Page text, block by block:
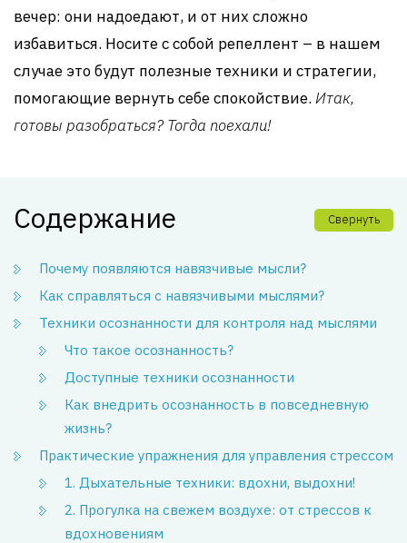
вечер: они надоедают, и от них сложно
избавиться. Носите с собой репеллент – в нашем
случае это будут полезные техники и стратегии,
помогающие вернуть себе спокойствие. Итак,
готовы разобраться? Тогда поехали!
Содержание Свернуть
Почему появляются навязчивые мысли?
Как справляться с навязчивыми мыслями?
Техники осознанности для контроля над мыслями
Что такое осознанность?
Доступные техники осознанности
Как внедрить осознанность в повседневную
жизнь?
Практические упражнения для управления стрессом
1. Дыхательные техники: вдохни, выдохни!
2. Прогулка на свежем воздухе: от стрессов к
вдохновениям